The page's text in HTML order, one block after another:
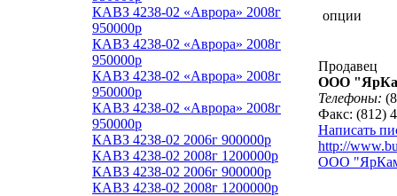
КАВЗ 4238-02 «Аврора» 2008г
950000р
КАВЗ 4238-02 «Аврора» 2008г
950000р
КАВЗ 4238-02 «Аврора» 2008г
950000р
КАВЗ 4238-02 «Аврора» 2008г
950000р
КАВЗ 4238-02 2006г 900000р
КАВЗ 4238-02 2008г 1200000р
КАВЗ 4238-02 2006г 900000р
КАВЗ 4238-02 2008г 1200000р
опции
Продавец
ООО
Телефоны:
Факс: (812)
Написать
http://
ООО